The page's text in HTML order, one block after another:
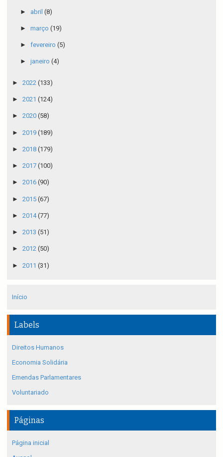
► abril (8)
► março (19)
► fevereiro (5)
► janeiro (4)
► 2022 (133)
► 2021 (124)
► 2020 (58)
► 2019 (189)
► 2018 (179)
► 2017 (100)
► 2016 (90)
► 2015 (67)
► 2014(77)
► 2013 (51)
► 2012 (50)
► 2011 (31)
Início
Labels
Direitos Humanos
Economia Solidária
Emendas Parlamentares
Voluntariado
Páginas
Página inicial